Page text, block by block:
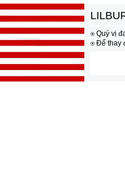
⍟ Quý vị
⍟ Để thay